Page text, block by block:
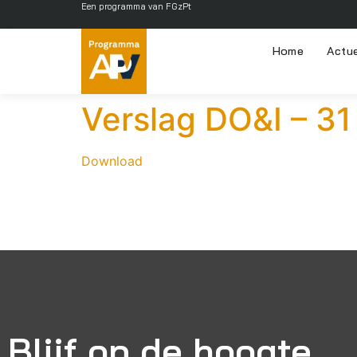
Een programma van FGzPt
Home
Verslag DO&I –
Download